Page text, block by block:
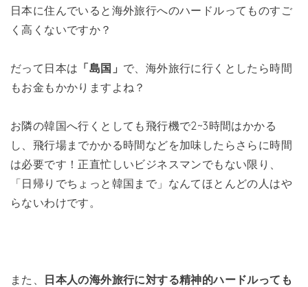
日本に住んでいると海外旅行へのハードルってものすご
く高くないですか？
だって日本は 「島国」 で、海外旅行に行くとしたら時間
もお金もかかりますよね？
お隣の韓国へ行くとしても飛行機で2~3時間はかかる
し、飛行場までかかる時間などを加味したらさらに時間
は必要です！正直忙しいビジネスマンでもない限り、
「日帰りでちょっと韓国まで」なんてほとんどの人はや
らないわけです。
また、 日本人の海外旅行に対する精神的ハードルっても